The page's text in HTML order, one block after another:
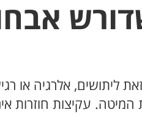
ליתושים, אלרגיה או
עקיצות חוזרות